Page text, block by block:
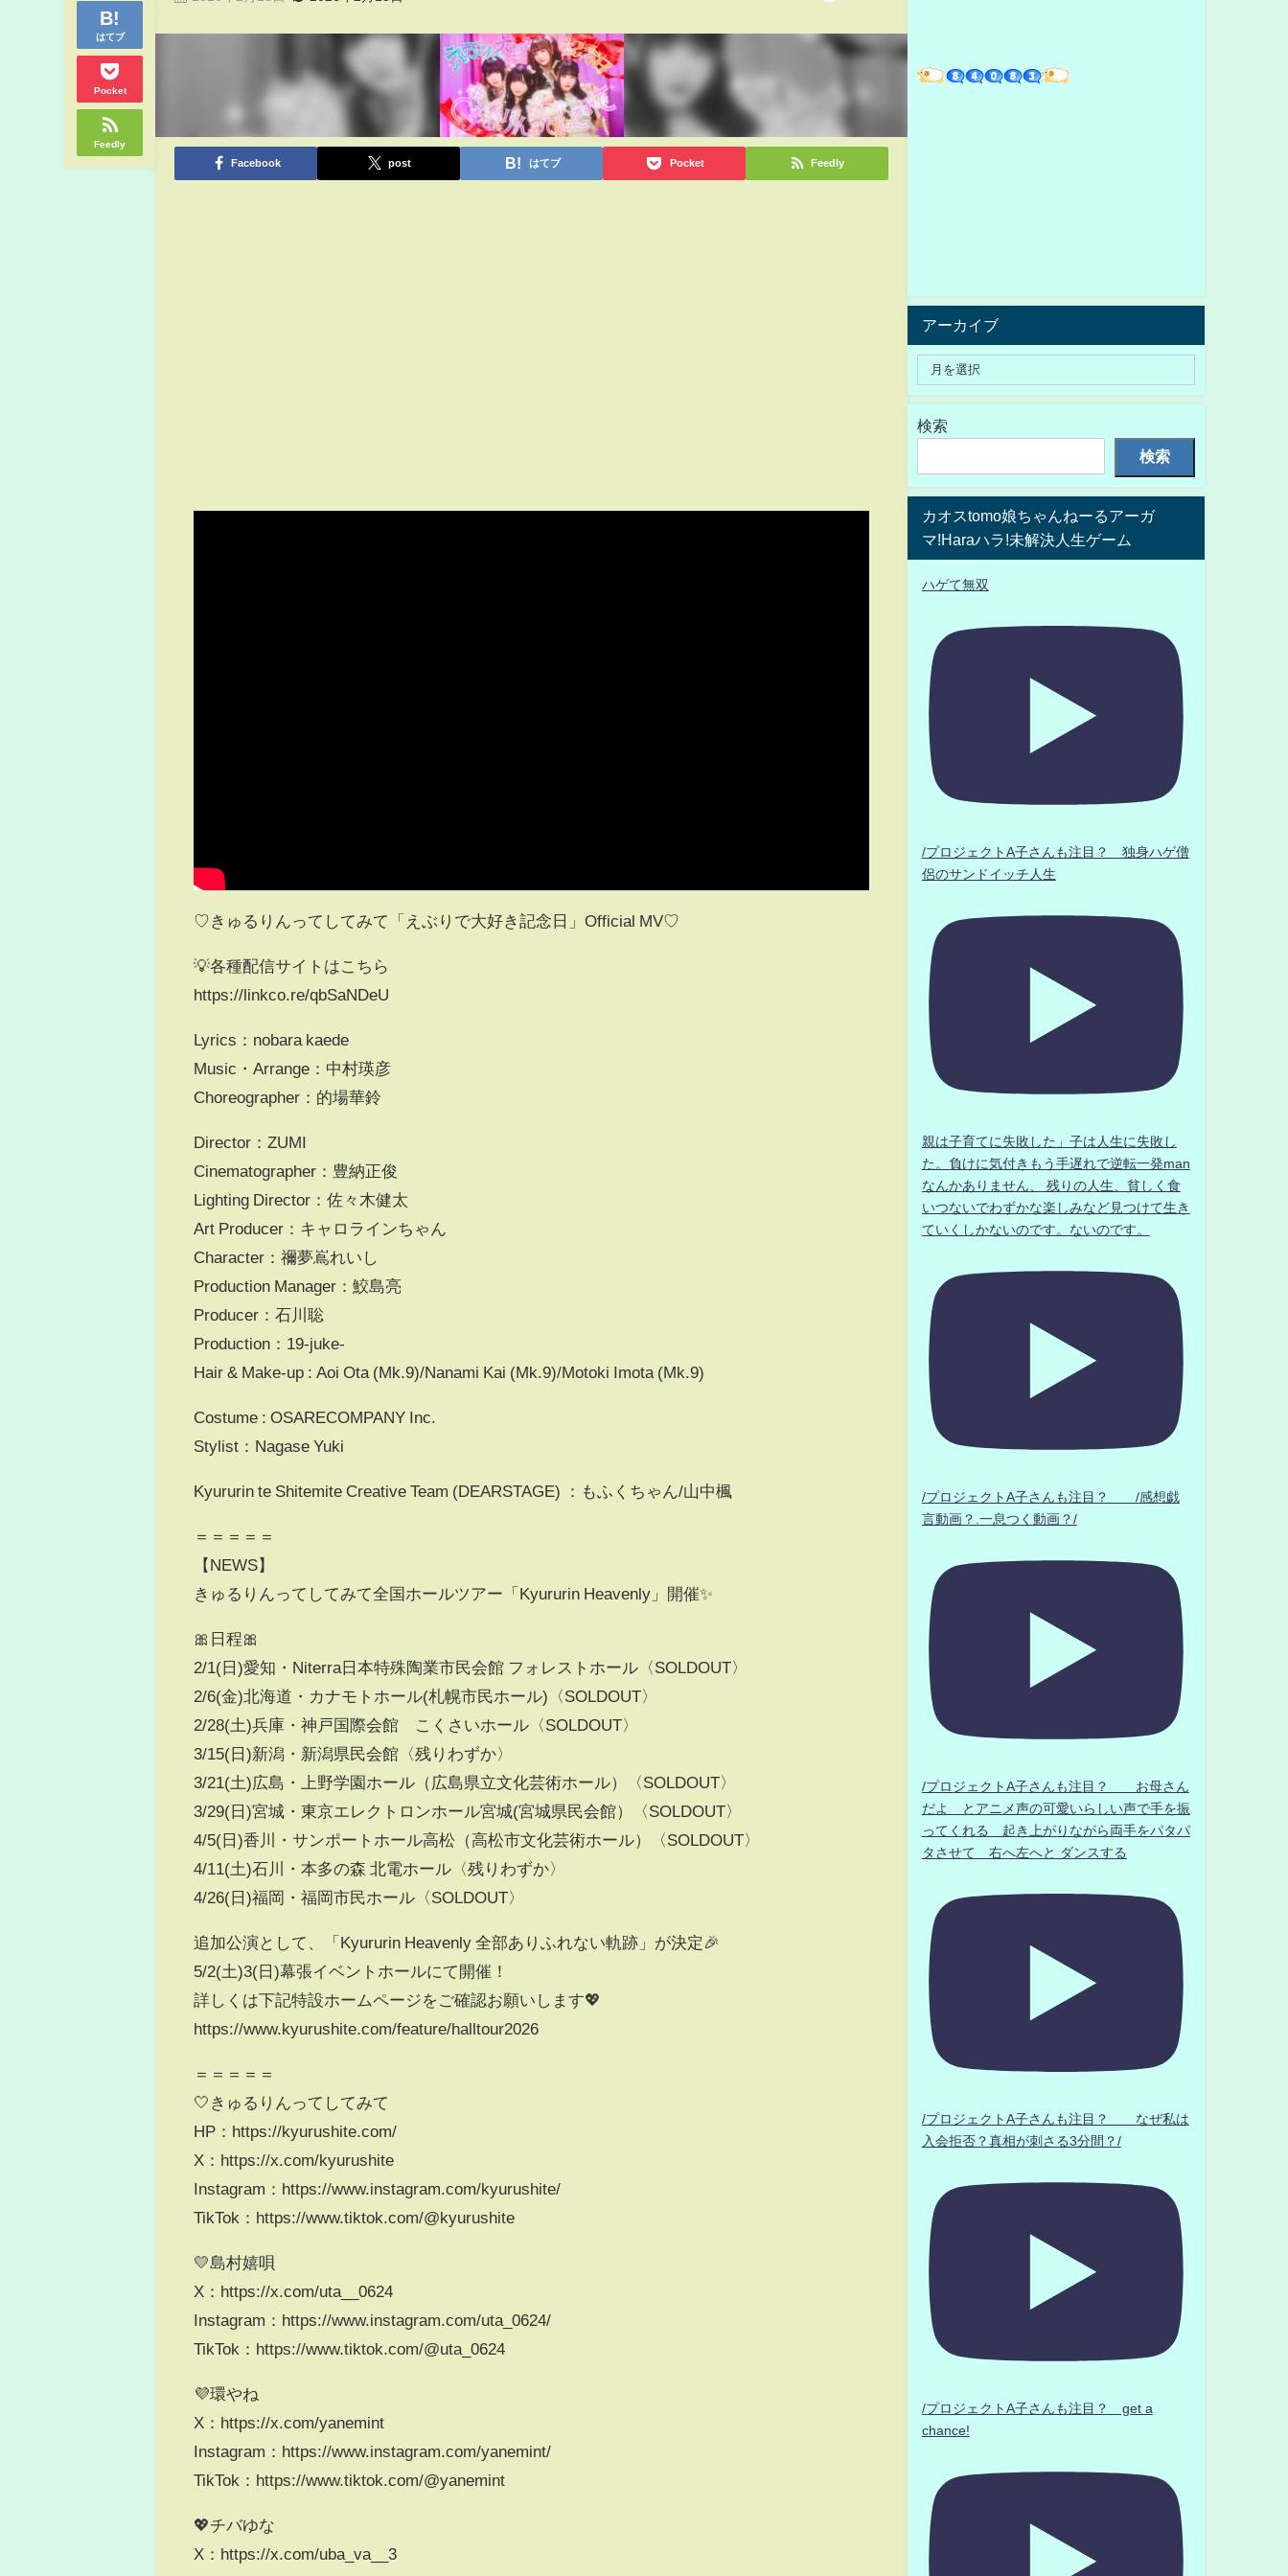
はてブ
Pocket
Feedly
Facebook post はてブ Pocket Feedly
♡きゅるりんってしてみて「えぶりで大好き記念日」Official MV♡
💡各種配信サイトはこちら
https://linkco.re/qbSaNDeU
Lyrics：nobara kaede
Music・Arrange：中村瑛彦
Choreographer：的場華鈴
Director：ZUMI
Cinematographer：豊納正俊
Lighting Director：佐々木健太
Art Producer：キャロラインちゃん
Character：禰夢嶌れいし
Production Manager：鮫島亮
Producer：石川聡
Production：19-juke-
Hair & Make-up : Aoi Ota (Mk.9)/Nanami Kai (Mk.9)/Motoki Imota (Mk.9)
Costume : OSARECOMPANY Inc.
Stylist：Nagase Yuki
Kyururin te Shitemite Creative Team (DEARSTAGE) ：もふくちゃん/山中楓
＝＝＝＝＝
【NEWS】
きゅるりんってしてみて全国ホールツアー「Kyururin Heavenly」開催✨
🎀日程🎀
2/1(日)愛知・Niterra日本特殊陶業市民会館 フォレストホール〈SOLDOUT〉
2/6(金)北海道・カナモトホール(札幌市民ホール)〈SOLDOUT〉
2/28(土)兵庫・神戸国際会館 こくさいホール〈SOLDOUT〉
3/15(日)新潟・新潟県民会館〈残りわずか〉
3/21(土)広島・上野学園ホール（広島県立文化芸術ホール）〈SOLDOUT〉
3/29(日)宮城・東京エレクトロンホール宮城(宮城県民会館）〈SOLDOUT〉
4/5(日)香川・サンポートホール高松（高松市文化芸術ホール）〈SOLDOUT〉
4/11(土)石川・本多の森 北電ホール〈残りわずか〉
4/26(日)福岡・福岡市民ホール〈SOLDOUT〉
追加公演として、「Kyururin Heavenly 全部ありふれない軌跡」が決定🎉
5/2(土)3(日)幕張イベントホールにて開催！
詳しくは下記特設ホームページをご確認お願いします💖
https://www.kyurushite.com/feature/halltour2026
＝＝＝＝＝
🤍きゅるりんってしてみて
HP：https://kyurushite.com/
X：https://x.com/kyurushite
Instagram：https://www.instagram.com/kyurushite/
TikTok：https://www.tiktok.com/@kyurushite
💛島村嬉唄
X：https://x.com/uta__0624
Instagram：https://www.instagram.com/uta_0624/
TikTok：https://www.tiktok.com/@uta_0624
💜環やね
X：https://x.com/yanemint
Instagram：https://www.instagram.com/yanemint/
TikTok：https://www.tiktok.com/@yanemint
💖チバゆな
X：https://x.com/uba_va__3
アーカイブ
検索
検索
カオスtomo娘ちゃんねーるアーガ
マ!Haraハラ!未解決人生ゲーム
ハゲて無双
/プロジェクトA子さんも注目？ 独身ハゲ僧
侶のサンドイッチ人生
親は子育てに失敗した」子は人生に失敗し
た。負けに気付きもう手遅れで逆転一発man
なんかありません、 残りの人生、貧しく食
いつないでわずかな楽しみなど見つけて生き
ていくしかないのです。ないのです。
/プロジェクトA子さんも注目？ /感想戯
言動画？.一息つく動画？/
/プロジェクトA子さんも注目？ お母さん
だよ とアニメ声の可愛いらしい声で手を振
ってくれる 起き上がりながら両手をパタパ
タさせて 右へ左へと ダンスする
/プロジェクトA子さんも注目？ なぜ私は
入会拒否？真相が刺さる3分間？/
/プロジェクトA子さんも注目？ get a
chance!